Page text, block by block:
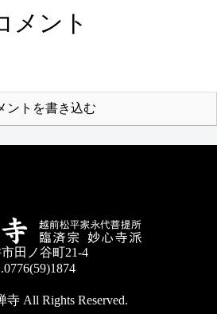
メント
ントを書き込む
田ノ谷町21-4
All Rights Reserved.